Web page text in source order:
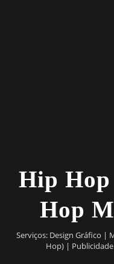
Hip
Hop
Serviços: Design Gráfico |
Hop) |